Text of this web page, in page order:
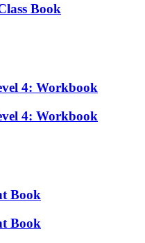
Book
4: Workbook
4: Workbook
Book
Book